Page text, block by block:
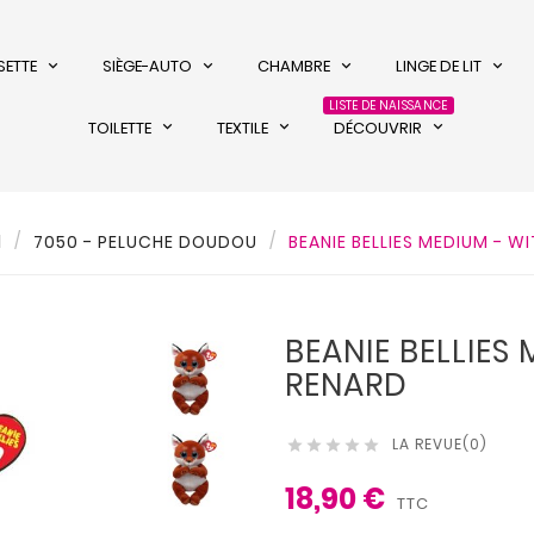
SIÈGE-AUTO CHAMBRE LINGE DE LIT
TOILETTE TEXTILE DÉCOUVRIR
LISTE DE NAISSANCE
7050 - PELUCHE DOUDOU BEANIE BELLIES MEDIUM -
BEANIE
RENARD
     LA REVUE(0)
18,90 € TTC